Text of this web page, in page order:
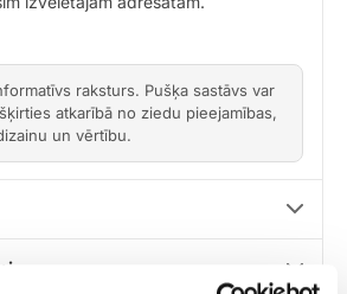
raksturs. Pušķa sastāvs var
atkarībā no ziedu pieejamības,
un vērtību.